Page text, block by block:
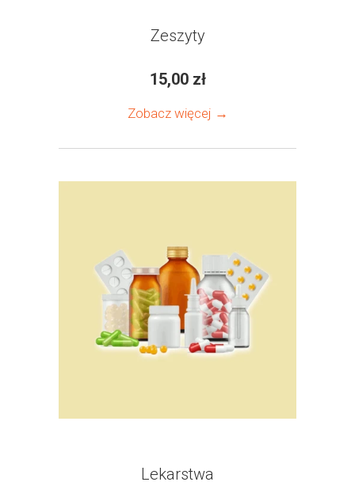
Zeszyty
15,00 zł
Zobacz więcej →
Lekarstwa